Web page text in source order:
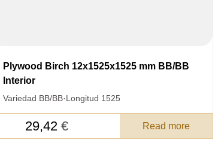
Plywood Birch 12x1525x1525 mm BB/BB
Interior
Variedad BB/BB·Longitud 1525
29,42 € Read more
de enviar su solicitud, nos pondremos en
con usted.